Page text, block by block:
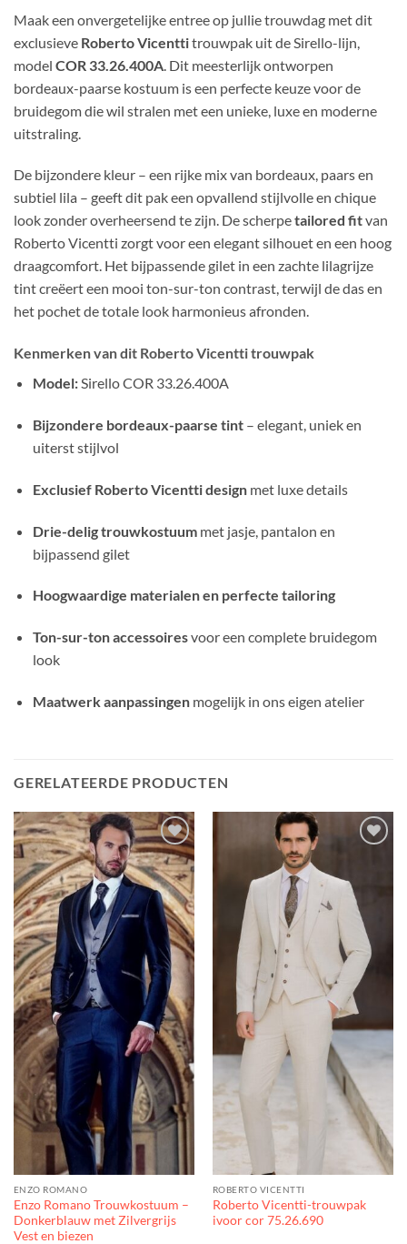
Maak een onvergetelijke entree op jullie trouwdag met dit
exclusieve Roberto Vicenttitrouwpak uit de Sirello-lijn,
model COR 33.26.400A . Dit meesterlijk ontworpen
bordeaux-paarse kostuum is een perfecte keuze voor de
bruidegom die wil stralen met een unieke, luxe en moderne
uitstraling.
De bijzondere kleur – een rijke mix van bordeaux, paars en
subtiel lila – geeft dit pak een opvallend stijlvolle en chique
look zonder overheersend te zijn. De scherpetailored fitvan
Roberto Vicentti zorgt voor een elegant silhouet en een hoog
draagcomfort. Het bijpassende gilet in een zachte lilagrijze
tint creëert een mooi ton-sur-ton contrast, terwijl de das en
het pochet de totale look harmonieus afronden.
Kenmerken van dit Roberto Vicentti trouwpak
Model:Sirello COR 33.26.400A
Bijzondere bordeaux-paarse tint– elegant, uniek en
uiterst stijlvol
Exclusief Roberto Vicentti designmet luxe details
Drie-delig trouwkostuummet jasje, pantalon en
bijpassend gilet
Hoogwaardige materialen en perfecte tailoring
Ton-sur-ton accessoiresvoor een complete bruidegom
look
Maatwerk aanpassingenmogelijk in ons eigen atelier
GERELATEERDE PRODUCTEN
Toevoegen
aan
verlanglijst
ENZO ROMANO
Enzo Romano Trouwkostuum –
Donkerblauw met Zilvergrijs
Vest en biezen
verlanglijst
ROBERTO VICENTTI
Roberto Vicentti-trouwpak
ivoor cor 75.26.690